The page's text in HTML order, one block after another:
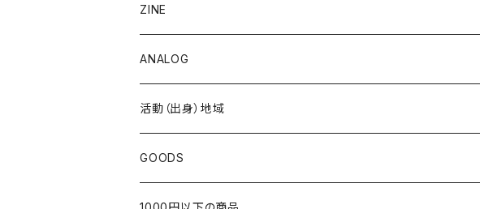
ZINE
ANALOG
活動（出身）地域
北海道
東北
GOODS